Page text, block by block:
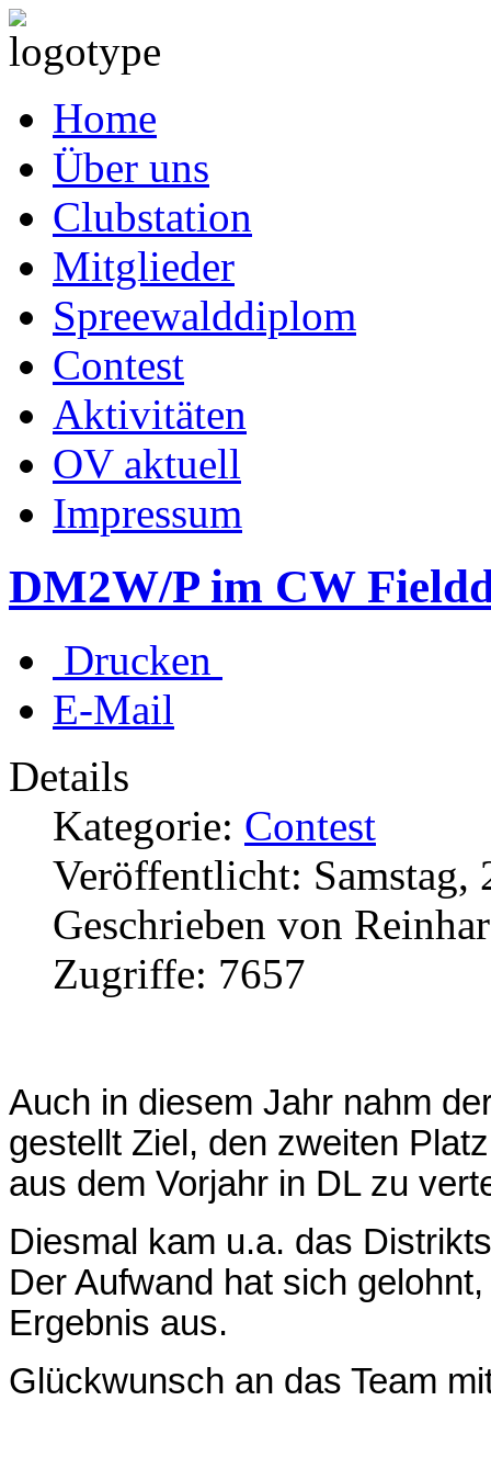
Home
Über uns
Clubstation
Mitglieder
Spreewalddiplom
Contest
Aktivitäten
OV aktuell
Impressum
DM2W/P im CW
Drucken
E-Mail
Details
Kategorie: Contest
Veröffentlicht: Samstag,
Geschrieben von
Zugriffe: 7657
Auch in diesem Jahr nahm
gestellt Ziel, den zweiten
aus dem Vorjahr in DL zu
Diesmal kam u.a. das
Der Aufwand hat sich
Ergebnis aus.
Glückwunsch an das Team